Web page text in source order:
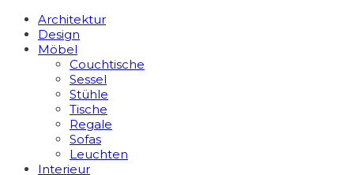
Architektur
Design
Möbel
Couchtische
Sessel
Stühle
Tische
Regale
Sofas
Leuchten
Interieur